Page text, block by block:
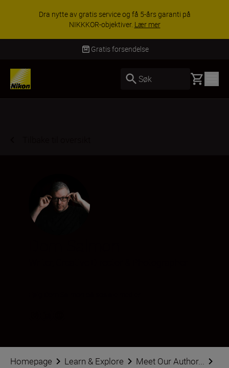
Dra nytte av gratis service og få 5-års garanti på
NIKKKOR-objektiver.Lær mer
Gratis forsendelse
Søk Basket
Homepage Learn & Explore
Meet Our Author...